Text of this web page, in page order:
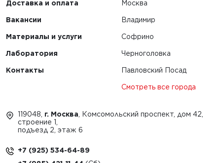
Доставка и оплата
Вакансии
Материалы и услуги
Лаборатория
Контакты
Москва
Владимир
Софрино
Черноголовка
Павловский Посад
Смотреть все города
119048, г. Москва , Комсомольский проспект, дом 42,
строение 1,
подъезд 2, этаж 6
+7 (925) 534-64-89